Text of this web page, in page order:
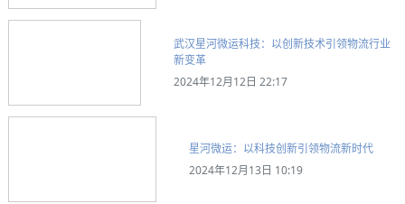
武汉星河微运科技：以创新技术引领物流行业
新变革
2024年12月12日 22:17
星河微运：以科技创新引领物流新时代
2024年12月13日 10:19